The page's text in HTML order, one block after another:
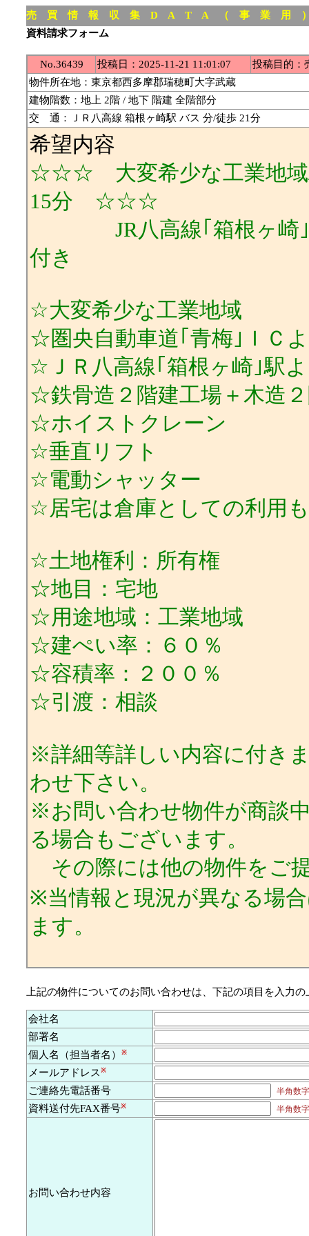
売 買 情 報 収 集 D A T A （ 事 業 用
資料請求フォーム
No.36439 投稿日：2025-11-21 11:01:07
投稿目的：
物件所在地：東京都西多摩郡瑞穂町大字武蔵
建物階数：地上 2階 / 地下 階建 全階部分
交 通：ＪＲ八高線 箱根ヶ崎駅 バス 分/徒歩 21分
希望内容
☆☆☆ 大変希少な工業地域/
15分 ☆☆☆
JR八高線｢箱根ヶ崎｣駅
付き
☆大変希少な工業地域
☆圏央自動車道｢青梅｣ＩＣ
☆ＪＲ八高線｢箱根ヶ崎｣駅
☆鉄骨造２階建工場＋木造
☆ホイストクレーン
☆垂直リフト
☆電動シャッター
☆居宅は倉庫としての利用
☆土地権利：所有権
☆地目：宅地
☆用途地域：工業地域
☆建ぺい率：６０％
☆容積率：２００％
☆引渡：相談
※詳細等詳しい内容に付き
わせ下さい。
※お問い合わせ物件が商談
る場合もございます。
その際には他の物件をご
※当情報と現況が異なる場
ます。
上記の物件についてのお問い合わせは、下記の項目を入力
会社名
部署名
個人名（担当者名）
※
メールアドレス ※
ご連絡先電話番号 半角数
資料送付先FAX番号※ 半角数
お問い合わせ内容